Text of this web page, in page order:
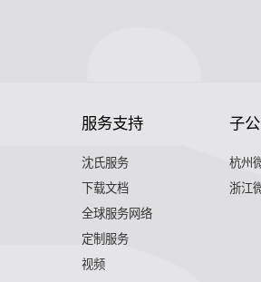
服务支持
沈氏服务
下载文档
全球服务网络
定制服务
视频
子
杭州
浙江